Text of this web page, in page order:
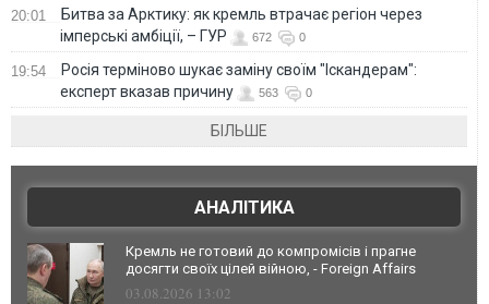
20:01
Битва за Арктику: як кремль втрачає регіон через
імперські амбіції, – ГУР
672 0
19:54
Росія терміново шукає заміну своїм "Іскандерам":
експерт вказав причину
563 0
БІЛЬШЕ
АНАЛІТИКА
Кремль не готовий до компромісів і прагне
досягти своїх цілей війною, - Foreign Affairs
03.08.2026 13:02